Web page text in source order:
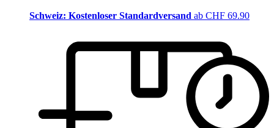
Schweiz: Kostenloser Standardversand ab CHF 69.90